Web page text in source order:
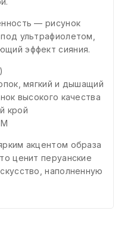
— рисунок
ультрафиолетом,
эффект сияния.
мягкий и дышащий
высокого качества
крой
М
акцентом образа
ценит перуанские
наполненную